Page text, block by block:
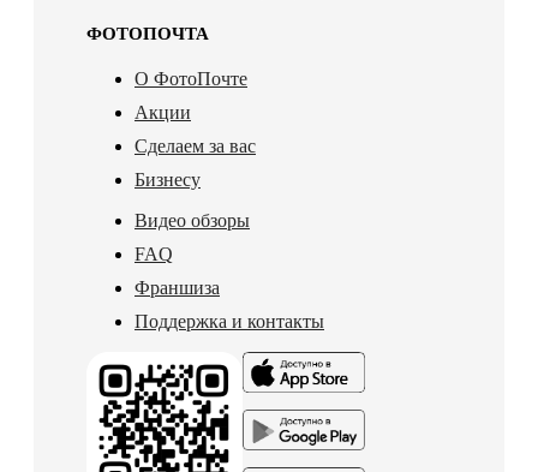
ФОТОПОЧТА
О ФотоПочте
Акции
Сделаем за вас
Бизнесу
Видео обзоры
FAQ
Франшиза
Поддержка и контакты